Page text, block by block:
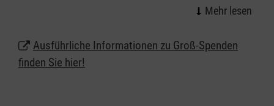
großzügiger Geber einsetzen können. Setzen Sie ein
mit uns nachhaltig die Zukunft.
Ausführliche Informationen zu Groß-Spenden
finden Sie hier!